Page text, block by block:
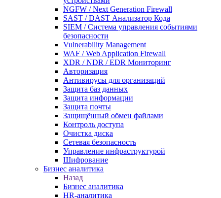
NGFW / Next Generation Firewall
SAST / DAST Анализатор Кода
SIEM / Система управления событиями
безопасности
Vulnerability Management
WAF / Web Application Firewall
XDR / NDR / EDR Мониторинг
Авторизация
Антивирусы для организаций
Защита баз данных
Защита информации
Защита почты
Защищённый обмен файлами
Контроль доступа
Очистка диска
Сетевая безопасность
Управление инфраструктурой
Шифрование
Бизнес аналитика
Назад
Бизнес аналитика
HR-аналитика